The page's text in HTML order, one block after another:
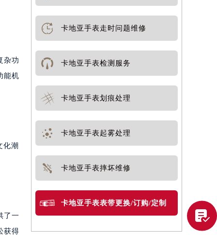
杂功
能机
化潮
了一
获得
卡地亚手表走时问题维修
卡地亚手表检测服务
卡地亚手表划痕处理
卡地亚手表起雾处理
卡地亚手表摔坏维修
卡地亚手表表带更换/订购/定制
